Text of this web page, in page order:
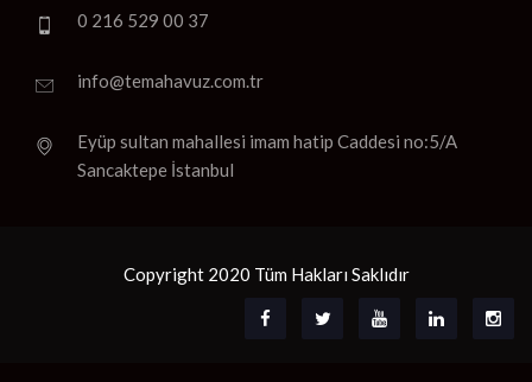
0 216 529 00 37
info@temahavuz.com.tr
Eyüp sultan mahallesi imam hatip Caddesi no:5/A
Sancaktepe İstanbul
Copyright 2020 Tüm Hakları Saklıdır